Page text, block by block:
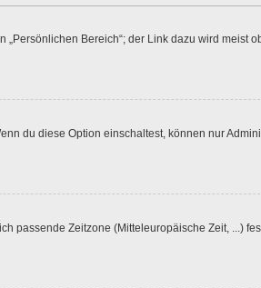
Bereich“; der Link dazu wird meist
du diese Option einschaltest, können nur
passende Zeitzone (Mitteleuropäische Zeit, ...)